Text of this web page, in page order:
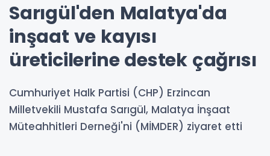
Sarıgül'den Malatya'da
inşaat ve kayısı
üreticilerine destek çağrısı
Cumhuriyet Halk Partisi (CHP) Erzincan
Milletvekili Mustafa Sarıgül, Malatya İnşaat
Müteahhitleri Derneği'ni (MİMDER) ziyaret etti